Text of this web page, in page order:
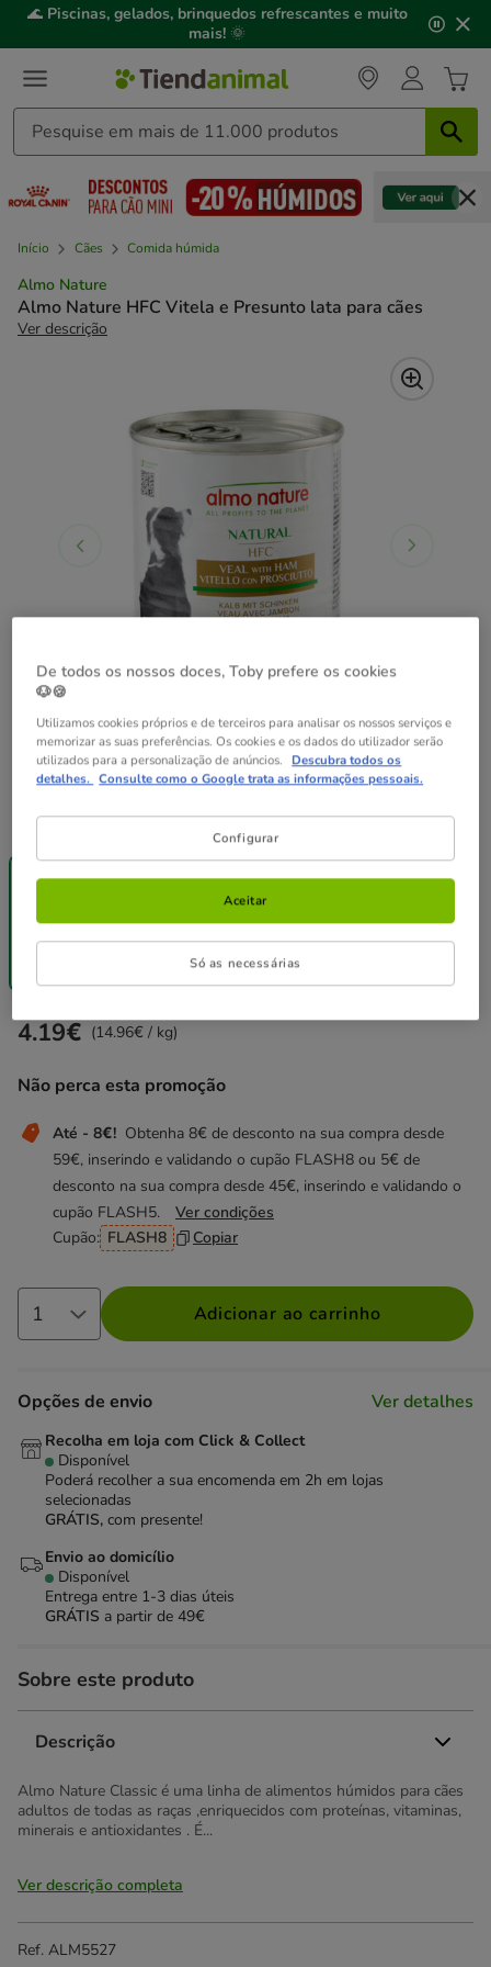
3,
mensagem,
🌊 Piscinas, gelados, brinquedos refrescantes e muito
mais! 🌞
Início Cães Comida húmida
Almo Nature
Almo Nature HFC Vitela e Presunto lata para cães
Ver descrição
Peso:280 g
280 g
Até - 8€!
12 latas x 280
Pack
Poupança
49.27€
(14.66€ / kg)
Pack
Poupança
(14.37€ / kg)
Não perca esta promoção
Até - 8€! Obtenha 8€ de desconto na sua compra desde
59€, inserindo e validando o cupão FLASH8 ou 5€ de
desconto na sua compra desde 45€, inserindo e validando o
cupão FLASH5.
Ver condições
Cupão: FLASH8 Copiar
Preço 4.19€, 14.96 EUR por kg
4.19€ (14.96€ / kg)
Adicionar ao carrinho
Opções de envio Ver detalhes
Recolha em loja com Click & Collect
Disponível
Poderá recolher a sua encomenda em 2h em lojas
selecionadas
GRÁTIS, com presente!
Envio ao domicílio
Disponível
Entrega entre 1-3 dias úteis
GRÁTIS a partir de 49€
Sobre este produto
Descrição
Almo Nature Classic é uma linha de alimentos húmidos para cães
adultos de todas as raças ,enriquecidos com proteínas, vitaminas,
minerais e antioxidantes . É...
Ver descrição completa
Ref. ALM5527
De todos os nossos doces, Toby prefere os cookies
🐶🍪
Utilizamos cookies próprios e de terceiros para analisar os nossos serviços e
memorizar as suas preferências. Os cookies e os dados do utilizador serão
utilizados para a personalização de anúncios. Descubra todos os
detalhes. Consulte como o Google trata as informações pessoais.
Configurar
Só as necessárias
Aceitar